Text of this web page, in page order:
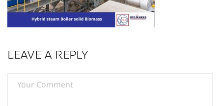
LEAVE A REPLY